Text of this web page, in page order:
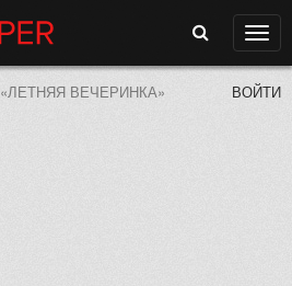
Поиск
«ЛЕТНЯЯ ВЕЧЕРИНКА» ВОЙТИ